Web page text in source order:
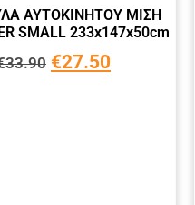
ΑΥΤΟΚΙΝΗΤΟΥ ΜΙΣH
SMALL 233x147x50cm
33.90 €27.50